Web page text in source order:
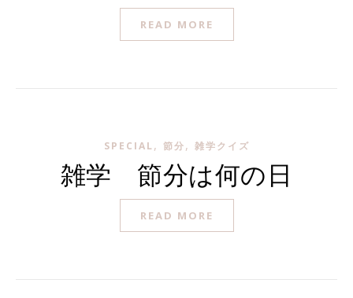
READ MORE
SPECIAL, 節分, 雑学クイズ
雑学 節分は何の日
READ MORE